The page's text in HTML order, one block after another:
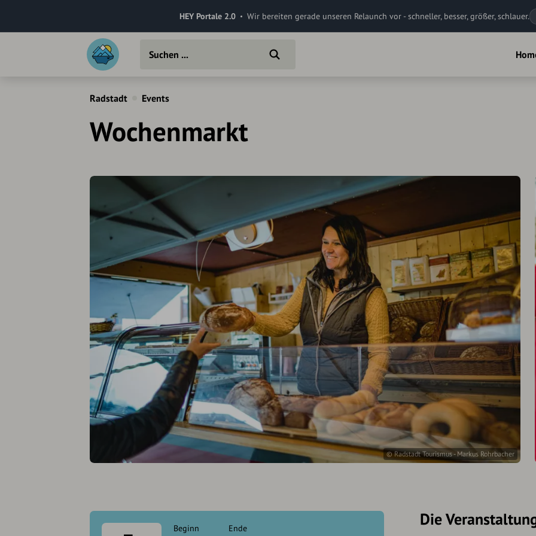
HEY Portale 2.0 Wir bereiten gerade unseren Relaunch vor - schneller, besser, größer, schlauer.
Radstadt Events
Wochenmarkt
© Radstadt Tourismus - Markus Rohrbacher
Beginn Ende Die